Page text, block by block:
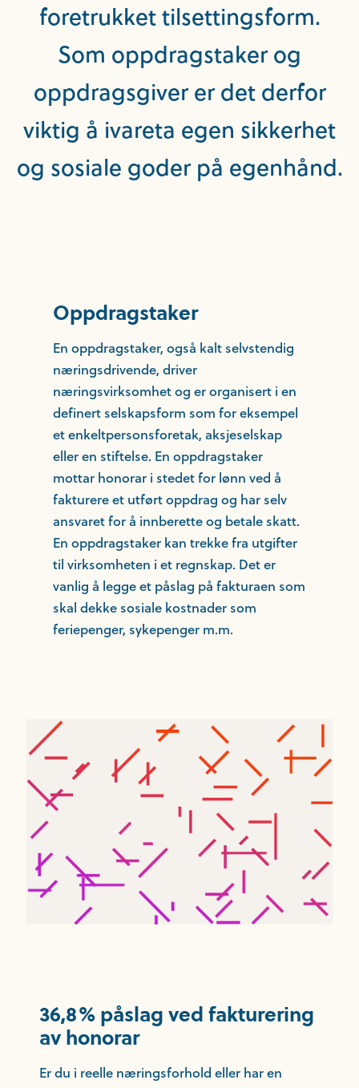
foretrukket tilsettingsform.
Som oppdragstaker og
oppdragsgiver er det derfor
viktig å ivareta egen sikkerhet
og sosiale goder på egenhånd.
Oppdragstaker
En oppdragstaker, også kalt selvstendig
næringsdrivende, driver
næringsvirksomhet og er organisert i en
definert selskapsform som for eksempel
et enkeltpersonsforetak, aksjeselskap
eller en stiftelse. En oppdragstaker
mottar honorar i stedet for lønn ved å
fakturere et utført oppdrag og har selv
ansvaret for å innberette og betale skatt.
En oppdragstaker kan trekke fra utgifter
til virksomheten i et regnskap. Det er
vanlig å legge et påslag på fakturaen som
skal dekke sosiale kostnader som
feriepenger, sykepenger m.m.
36,8% påslag ved fakturering
av honorar
Er du i reelle næringsforhold eller har en